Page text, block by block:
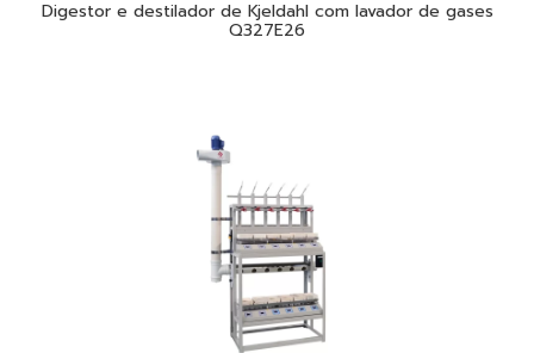
Digestor e destilador de Kjeldahl com lavador de gases
Q327E26